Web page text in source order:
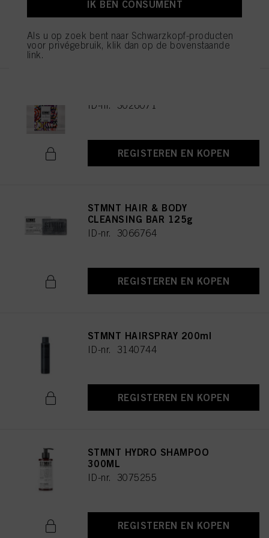
REGISTEREN EN KOPEN
ID-nr. 3026071
REGISTEREN EN KOPEN
STMNT HAIR & BODY
CLEANSING BAR 125g
ID-nr. 3066764
REGISTEREN EN KOPEN
STMNT HAIRSPRAY 200ml
ID-nr. 3140744
REGISTEREN EN KOPEN
STMNT HYDRO SHAMPOO
300ML
ID-nr. 3075255
REGISTEREN EN KOPEN
IK BEN CONSUMENT
Als u op zoek bent naar Schwarzkopf-producten
voor privégebruik, klik dan op de bovenstaande
link.